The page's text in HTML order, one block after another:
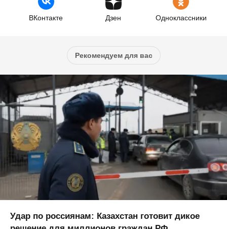
ВКонтакте Дзен Одноклассники
Рекомендуем для вас
Удар по россиянам: Казахстан готовит дикое